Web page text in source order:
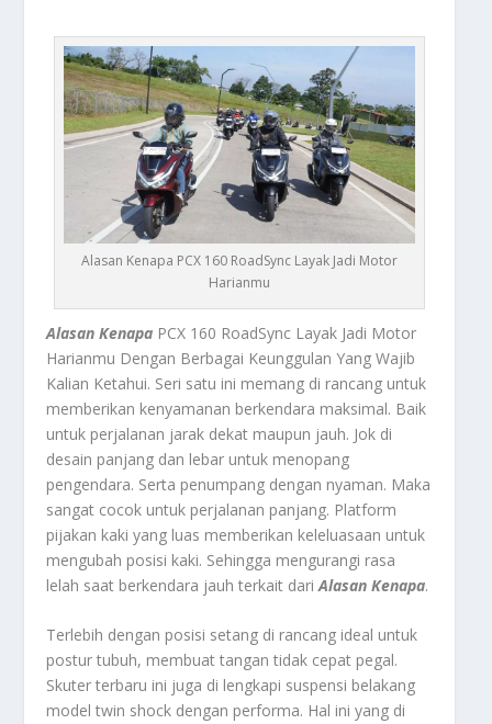
Alasan Kenapa PCX 160 RoadSync Layak Jadi Motor
Harianmu
Alasan Kenapa PCX 160 RoadSync Layak Jadi Motor
Harianmu Dengan Berbagai Keunggulan Yang Wajib
Kalian Ketahui. Seri satu ini memang di rancang untuk
memberikan kenyamanan berkendara maksimal. Baik
untuk perjalanan jarak dekat maupun jauh. Jok di
desain panjang dan lebar untuk menopang
pengendara. Serta penumpang dengan nyaman. Maka
sangat cocok untuk perjalanan panjang. Platform
pijakan kaki yang luas memberikan keleluasaan untuk
mengubah posisi kaki. Sehingga mengurangi rasa
lelah saat berkendara jauh terkait dariAlasan Kenapa.
Terlebih dengan posisi setang di rancang ideal untuk
postur tubuh, membuat tangan tidak cepat pegal.
Skuter terbaru ini juga di lengkapi suspensi belakang
model twin shock dengan performa. Hal ini yang di